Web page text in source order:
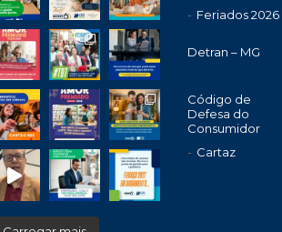
Feriados 2026
Detran – MG
Código de
Defesa do
Consumidor
Cartaz